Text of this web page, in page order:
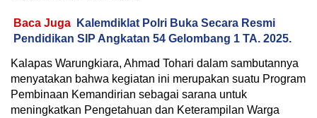
Baca Juga
Kalemdiklat Polri Buka Secara Resmi
Pendidikan SIP Angkatan 54 Gelombang 1 TA. 2025.
Kalapas Warungkiara, Ahmad Tohari dalam sambutannya
menyatakan bahwa kegiatan ini merupakan suatu Program
Pembinaan Kemandirian sebagai sarana untuk
meningkatkan Pengetahuan dan Keterampilan Warga